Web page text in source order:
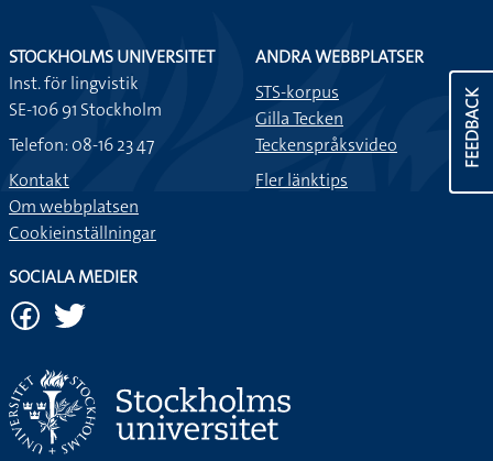
FEEDBACK
STOCKHOLMS UNIVERSITET
Inst. för lingvistik
SE-106 91 Stockholm
Telefon: 08-16 23 47
Kontakt
Om webbplatsen
Cookieinställningar
ANDRA WEBBPLATSER
STS-korpus
Gilla Tecken
Teckenspråksvideo
Fler länktips
SOCIALA MEDIER